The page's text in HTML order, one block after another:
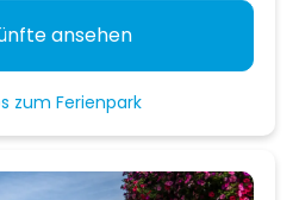
ansehen
zum Ferienpark